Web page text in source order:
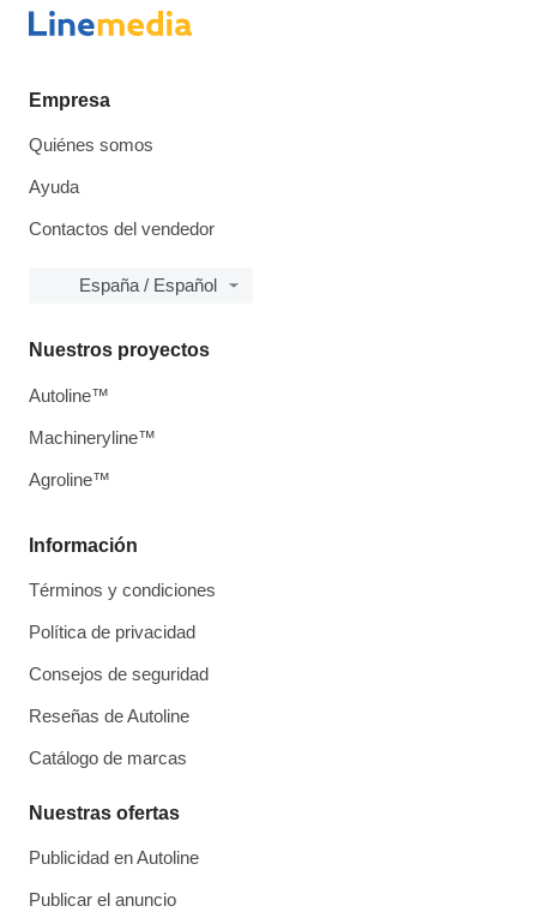
Empresa
Quiénes somos
Ayuda
Contactos del vendedor
España / Español
Información
Términos y condiciones
Política de privacidad
Consejos de seguridad
Reseñas de Autoline
Catálogo de marcas
Nuestras ofertas
Publicidad en Autoline
Publicar el anuncio
Nuestros proyectos
Autoline™
Machineryline™
Agroline™